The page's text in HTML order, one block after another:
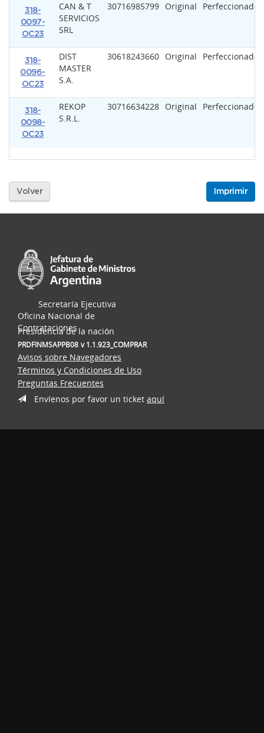
318-
0097-
OC23
CAN & T
SERVICIOS
SRL
30716985799 Original Perfeccionado
318-
0096-
OC23
DIST
MASTER
S.A.
30618243660 Original Perfeccionado
318-
0098-
OC23
REKOP
S.R.L.
30716634228 Original Perfeccionado
Volver Imprimir
Secretaría Ejecutiva
Oficina Nacional de
Contrataciones
Presidencia de la nación
PRDFINMSAPPB08 v 1.1.923_COMPRAR
Avisos sobre Navegadores
Términos y Condiciones de Uso
Preguntas Frecuentes
Envíenos por favor un ticket aquí